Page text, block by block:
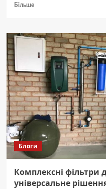
БільшеДокладніше
виправить
все?
Блоги
Комплексні
універсальне